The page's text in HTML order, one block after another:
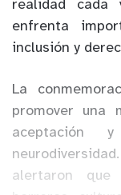
realidad cada
enfrenta
inclusión y
La
promover una
aceptación
alertaron que